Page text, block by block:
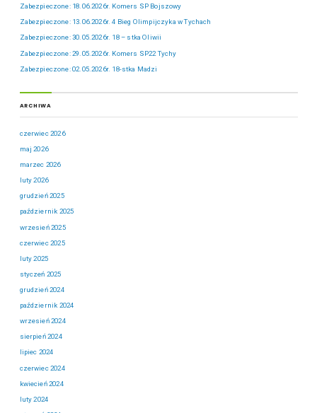
Zabezpieczone: 18.06.2026r. Komers SP Bojszowy
Zabezpieczone: 13.06.2026r. 4 Bieg Olimpijczyka w Tychach
Zabezpieczone: 30.05.2026r. 18 – stka Oliwii
Zabezpieczone: 29.05.2026r. Komers SP22 Tychy
Zabezpieczone: 02.05.2026r. 18-stka Madzi
ARCHIWA
czerwiec 2026
maj 2026
marzec 2026
luty 2026
grudzień 2025
październik 2025
wrzesień 2025
czerwiec 2025
luty 2025
styczeń 2025
grudzień 2024
październik 2024
wrzesień 2024
sierpień 2024
lipiec 2024
czerwiec 2024
kwiecień 2024
luty 2024